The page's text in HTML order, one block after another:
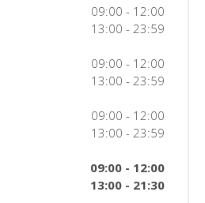
09:00 - 12:00
13:00 - 23:59
09:00 - 12:00
13:00 - 23:59
09:00 - 12:00
13:00 - 23:59
09:00 - 12:00
13:00 - 21:30